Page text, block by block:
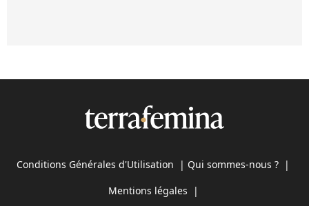
Conditions Générales d'Utilisation | Qui sommes-nous ? |
Mentions légales |